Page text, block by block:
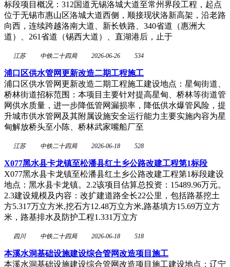
标段项目概况：312国道无锡洛城大道至常州界段工程，起点
位于无锡市惠山区洛城大道西侧，顺接现状洛新高架，沿老路
向西，连续跨越洛南大道、新长铁路、340省道（惠洲大
道）、261省道（锡西大道）、直湖港后，止于
江苏 中铁二十四局 2026-06-26 534
浦口区供水管网更新改造二期工程施工
浦口区供水管网更新改造二期工程施工建设地点：星甸街道、
桥林街道招标范围：本项目主要针对提高星甸、桥林等街道管
网供水质量，进一步降低管网漏损率，降低供水爆管风险，提
升城市供水管网及其附属设施安全运行能力主要实施内容为星
甸解放桥头至小陈、桥林武家嘴船厂至
江苏 中铁二十四局 2026-06-18 528
X077黑水县卡龙镇至松潘县红土乡公路改建工程第1标段
X077黑水县卡龙镇至松潘县红土乡公路改建工程第1标段建设
地点：黑水县卡龙镇。2.2该项目估算总投资：15489.96万元。
2.3建设规模及内容：改扩建道路全长22公里，包括路基挖土
方5.317万立方米,挖石方12.48万立方米,路基填方15.69万立方
米，路基排水及防护工程1.331万立方
四川 中铁二十四局 2026-06-18 518
本溪水洞基础设施建设综合管网改造项目施工
本溪水洞基础设施建设综合管网改造项目施工建设地点：辽宁